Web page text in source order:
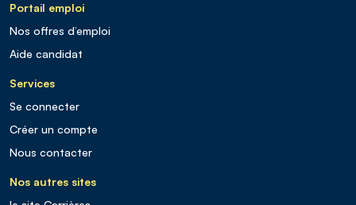
Portail emploi
Nos offres d’emploi
Aide candidat
Services
Se connecter
Créer un compte
Nous contacter
Nos autres sites